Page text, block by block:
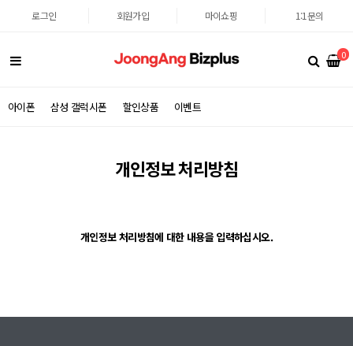
로그인 회원가입 마이쇼핑 1:1문의
0
아이폰 삼성 갤럭시폰 할인상품 이벤트
개인정보 처리방침
개인정보 처리방침에 대한 내용을 입력하십시오.